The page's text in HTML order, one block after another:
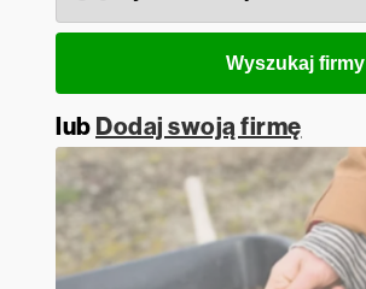
Wyszukaj firmy
lub Dodaj swoją firmę